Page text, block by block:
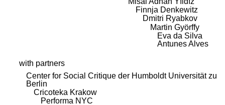
Finnja Denkewitz
Dmitri Ryabkov
Martin Györffy
Eva da Silva
Antunes Alves
with partners
Center for Social Critique der Humboldt Universität zu
Berlin
Cricoteka Krakow
Performa NYC